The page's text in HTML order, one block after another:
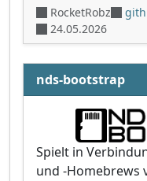
RocketRobz
24.05.2026
nds-bootstrap
Spielt in
und -Homebrews